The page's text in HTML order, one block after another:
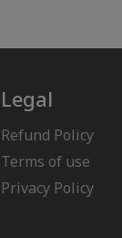
Legal
Refund Policy
Terms of use
Privacy Policy